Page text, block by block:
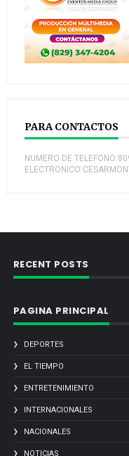
PARA CONTACTOS
NUMERO DE
RECENT POSTS
PAGINA PRINCIPAL
DEPORTES
EL TIEMPO
ENTRETENIMIENTO
INTERNACIONALES
NACIONALES
NOTICIAS